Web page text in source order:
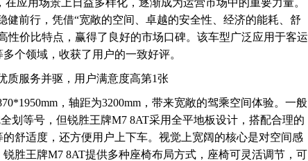
应用场景上日益多样化，逐渐成为运营市场中的重要力量。
健前行，凭借“宽敞的空间、卓越的安全性、经济的能耗、舒
性价比特点，赢得了良好的市场口碑。该车型广泛应用于客运
个领域，收获了用户的一致好评。
，轴距为3200mm，带来宽敞的驾乘空间体验。一般
划等号，但锐胜王牌M7 8AT采用全平地板设计，搭配合理的
舒适度，还方便用户上下车。视觉上宽阔的核心是对空间感
胜王牌M7 8AT提供多种座椅布局方式，座椅可灵活调节，可